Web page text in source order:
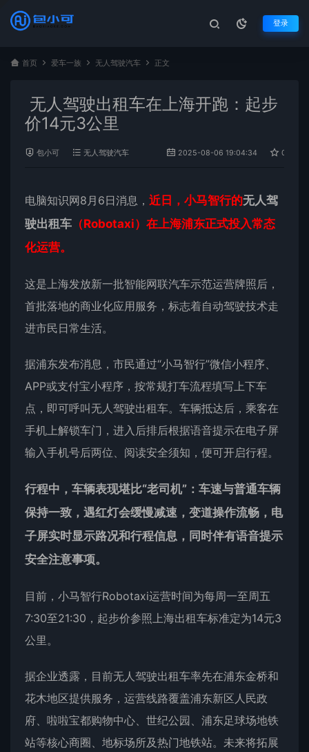
登录
首页 爱车一族 无人驾驶汽车 正文
无人驾驶出租车在上海开跑：起步
价14元3公里
包小可 无人驾驶汽车 2025-08-06 19:04:34 0
电脑知识网8月6日消息， 近日，小马智行的无人驾
驶出租车 （Robotaxi）在上海浦东正式投入常态
化运营。
这是上海发放新一批智能网联汽车示范运营牌照后，
首批落地的商业化应用服务，标志着自动驾驶技术走
进市民日常生活。
据浦东发布消息，市民通过“小马智行”微信小程序、
APP或支付宝小程序，按常规打车流程填写上下车
点，即可呼叫 无人驾驶出租车。车辆抵达后，乘客在
手机上解锁车门，进入后排后根据语音提示在电子屏
输入手机号后两位、阅读安全须知，便可开启行程。
行程中，车辆表现堪比“老司机”：车速与普通车辆
保持一致，遇红灯会缓慢减速，变道操作流畅，电
子屏实时显示路况和行程信息，同时伴有语音提示
安全注意事项。
目前，小马智行Robotaxi运营时间为每周一至周五
7:30至21:30，起步价参照上海出租车标准定为14元3
公里。
据企业透露，目前无人驾驶出租车率先在浦东金桥和
花木地区提供服务，运营线路覆盖浦东新区人民政
府、啦啦宝都购物中心、世纪公园、浦东足球场地铁
站等核心商圈、地标场所及热门地铁站。未来将拓展